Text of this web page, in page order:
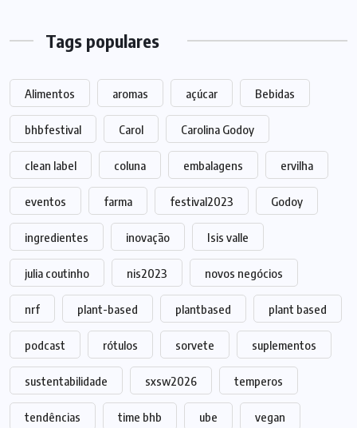
Tags populares
Alimentos aromas açúcar Bebidas
bhbfestival Carol Carolina Godoy
clean label coluna embalagens ervilha
eventos farma festival2023 Godoy
ingredientes inovação Isis valle
julia coutinho nis2023 novos negócios
nrf plant-based plantbased plant based
podcast rótulos sorvete suplementos
sustentabilidade sxsw2026 temperos
tendências time bhb ube vegan